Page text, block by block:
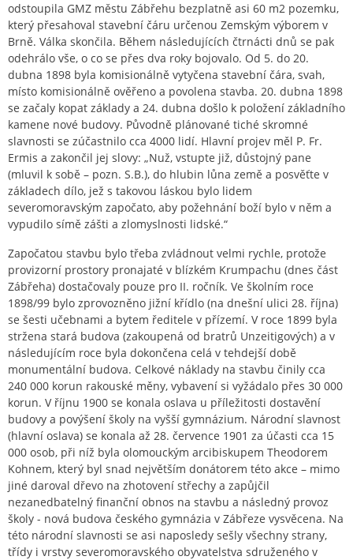
odstoupila GMZ městu Zábřehu bezplatně asi 60 m2 pozemku,
který přesahoval stavební čáru určenou Zemským výborem v
Brně. Válka skončila. Během následujících čtrnácti dnů se pak
odehrálo vše, o co se přes dva roky bojovalo. Od 5. do 20.
dubna 1898 byla komisionálně vytyčena stavební čára, svah,
místo komisionálně ověřeno a povolena stavba. 20. dubna 1898
se začaly kopat základy a 24. dubna došlo k položení základního
kamene nové budovy. Původně plánované tiché skromné
slavnosti se zúčastnilo cca 4000 lidí. Hlavní projev měl P. Fr.
Ermis a zakončil jej slovy: „Nuž, vstupte již, důstojný pane
(mluvil k sobě – pozn. S.B.), do hlubin lůna země a posvěťte v
základech dílo, jež s takovou láskou bylo lidem
severomoravským započato, aby požehnání boží bylo v něm a
vypudilo símě zášti a zlomyslnosti lidské.“
Započatou stavbu bylo třeba zvládnout velmi rychle, protože
provizorní prostory pronajaté v blízkém Krumpachu (dnes část
Zábřeha) dostačovaly pouze pro II. ročník. Ve školním roce
1898/99 bylo zprovozněno jižní křídlo (na dnešní ulici 28. října)
se šesti učebnami a bytem ředitele v přízemí. V roce 1899 byla
stržena stará budova (zakoupená od bratrů Unzeitigových) a v
následujícím roce byla dokončena celá v tehdejší době
monumentální budova. Celkové náklady na stavbu činily cca
240 000 korun rakouské měny, vybavení si vyžádalo přes 30 000
korun. V říjnu 1900 se konala oslava u příležitosti dostavění
budovy a povýšení školy na vyšší gymnázium. Národní slavnost
(hlavní oslava) se konala až 28. července 1901 za účasti cca 15
000 osob, při níž byla olomouckým arcibiskupem Theodorem
Kohnem, který byl snad největším donátorem této akce – mimo
jiné daroval dřevo na zhotovení střechy a zapůjčil
nezanedbatelný finanční obnos na stavbu a následný provoz
školy - nová budova českého gymnázia v Zábřeze vysvěcena. Na
této národní slavnosti se asi naposledy sešly všechny strany,
třídy i vrstvy severomoravského obyvatelstva sdruženého v